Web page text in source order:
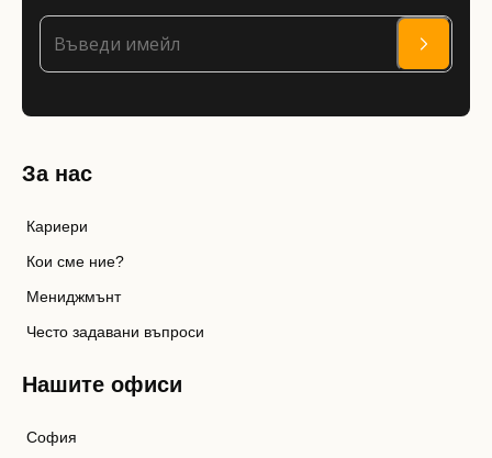
За нас
Кариери
Кои сме ние?
Мениджмънт
Често задавани въпроси
Нашите офиси
София